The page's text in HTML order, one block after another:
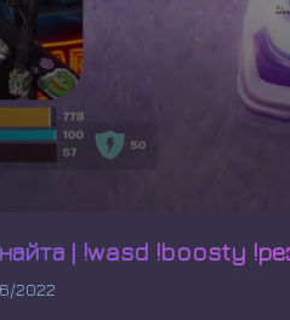
| !wasd !boosty
2022